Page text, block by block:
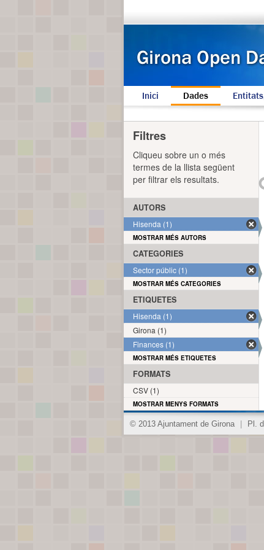
Inici Dades
Filtres
Cliqueu sobre un o més
termes de la llista següent
per filtrar els resultats.
AUTORS
Hisenda (1)
MOSTRAR MÉS AUTORS
CATEGORIES
Sector públic (1)
MOSTRAR MÉS CATEGORIES
ETIQUETES
Hisenda (1)
Girona (1)
Finances (1)
MOSTRAR MÉS ETIQUETES
FORMATS
CSV (1)
MOSTRAR MENYS FORMATS
© 2013 Ajuntament de Girona Pl.